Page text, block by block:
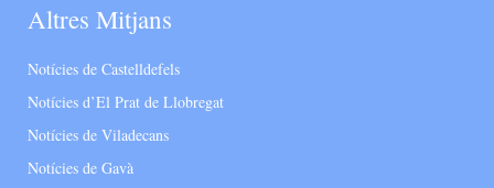
Altres Mitjans
Notícies de Castelldefels
Notícies d’El Prat de Llobregat
Notícies de Viladecans
Notícies de Gavà